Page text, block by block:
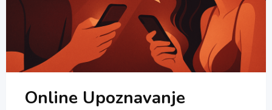
Online Upoznavanje